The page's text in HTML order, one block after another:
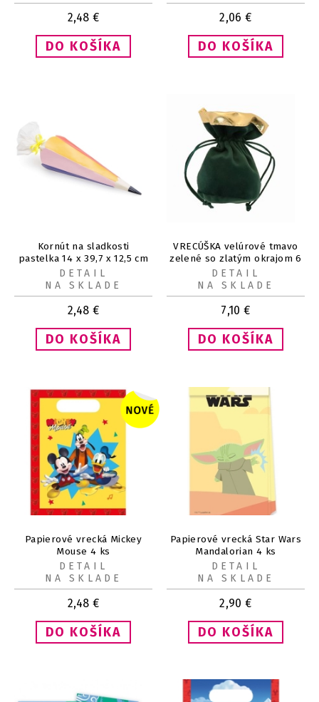
2,48 € 2,06 €
Kornút na sladkosti
pastelka 14 x 39,7 x 12,5 cm
2,48 €
DETAIL
NA SKLADE
VRECÚŠKA velúrové tmavo
zelené so zlatým okrajom 6
x 6 x 12 cm 3 ks
7,10 €
DETAIL
NA SKLADE
Papierové vrecká Mickey
Mouse 4 ks
2,48 €
DETAIL
NA SKLADE
Papierové vrecká Star Wars
Mandalorian 4 ks
2,90 €
DETAIL
NA SKLADE